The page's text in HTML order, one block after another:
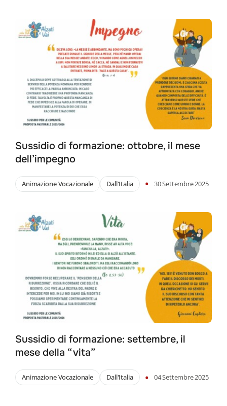
Sussidio di formazione: ottobre, il mese
dell’impegno
Animazione Vocazionale Dall'Italia • 30 Settembre 2025
Sussidio di formazione: settembre, il
mese della “vita”
Animazione Vocazionale Dall'Italia • 04 Settembre 2025